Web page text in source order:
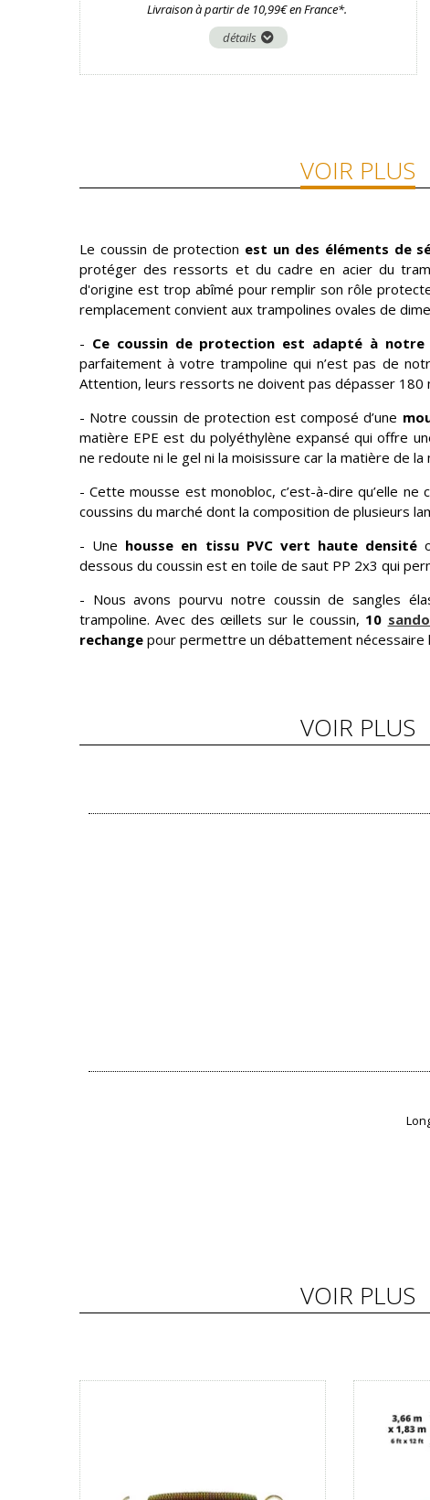
Livraison à partir de 10,99€ en France*.
détails
VOIR PLUS
Le coussin de protection est un des éléments de
protéger des ressorts et du cadre en acier du
d'origine est trop abîmé pour remplir son rôle
remplacement convient aux trampolines ovales de
- Ce coussin de protection est adapté à notre
parfaitement à votre trampoline qui n’est pas de
Attention, leurs ressorts ne doivent pas dépasser 180
- Notre coussin de protection est composé d’une
matière EPE est du polyéthylène expansé qui offre
ne redoute ni le gel ni la moisissure car la matière de
- Cette mousse est monobloc, c’est-à-dire qu’elle
coussins du marché dont la composition de plusieurs
- Une housse en tissu PVC vert haute densité
dessous du coussin est en toile de saut PP 2x3 qui
- Nous avons pourvu notre coussin de sangles
trampoline. Avec des œillets sur le coussin, 10
rechange pour permettre un débattement nécessaire
VOIR PLUS
VOIR PLUS